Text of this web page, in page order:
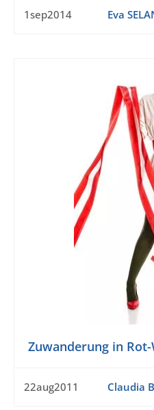
1sep2014 Eva
Zuwanderung in
22aug2011 Claudia